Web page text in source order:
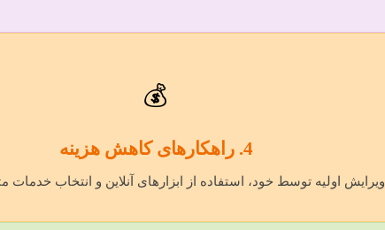
💰
4. راهکارهای کاهش هزینه
ویرایش اولیه توسط خود، استفاده از ابزارهای آنلاین و انتخاب خدمات